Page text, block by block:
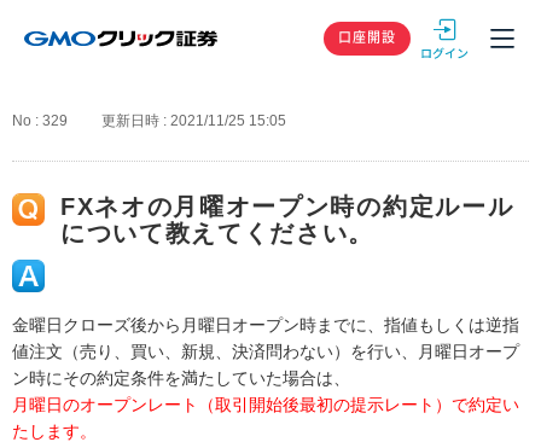
GMOクリック
口座開設
No : 329 更新日時 : 2021/11/25 15:05
FXネオの月曜オープン時の約定ルール
について教えてください。
金曜日クローズ後から月曜日オープン時までに、指値もしくは逆指
値注文（売り、買い、新規、決済問わない）を行い、月曜日オープ
ン時にその約定条件を満たしていた場合は、
月曜日のオープンレート（取引開始後最初の提示レート）で約定い
たします。